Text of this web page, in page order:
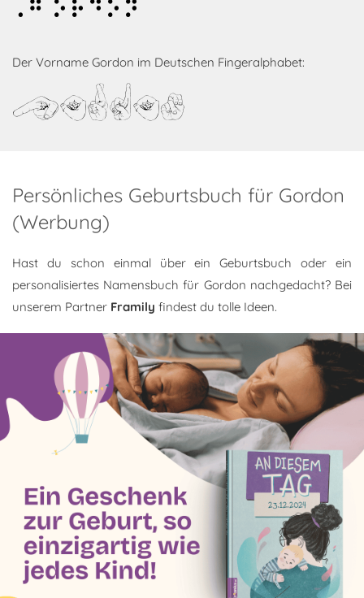
Gordon
Der Vorname Gordon im Deutschen Fingeralphabet:
Gordon
Persönliches Geburtsbuch für Gordon
(Werbung)
Hast du schon einmal über ein Geburtsbuch oder ein
personalisiertes Namensbuch für Gordon nachgedacht? Bei
unserem Partner Framily findest du tolle Ideen.